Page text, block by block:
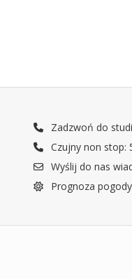
Zadzwoń do
Czujny non stop:
Wyślij do nas
Prognoza pogody